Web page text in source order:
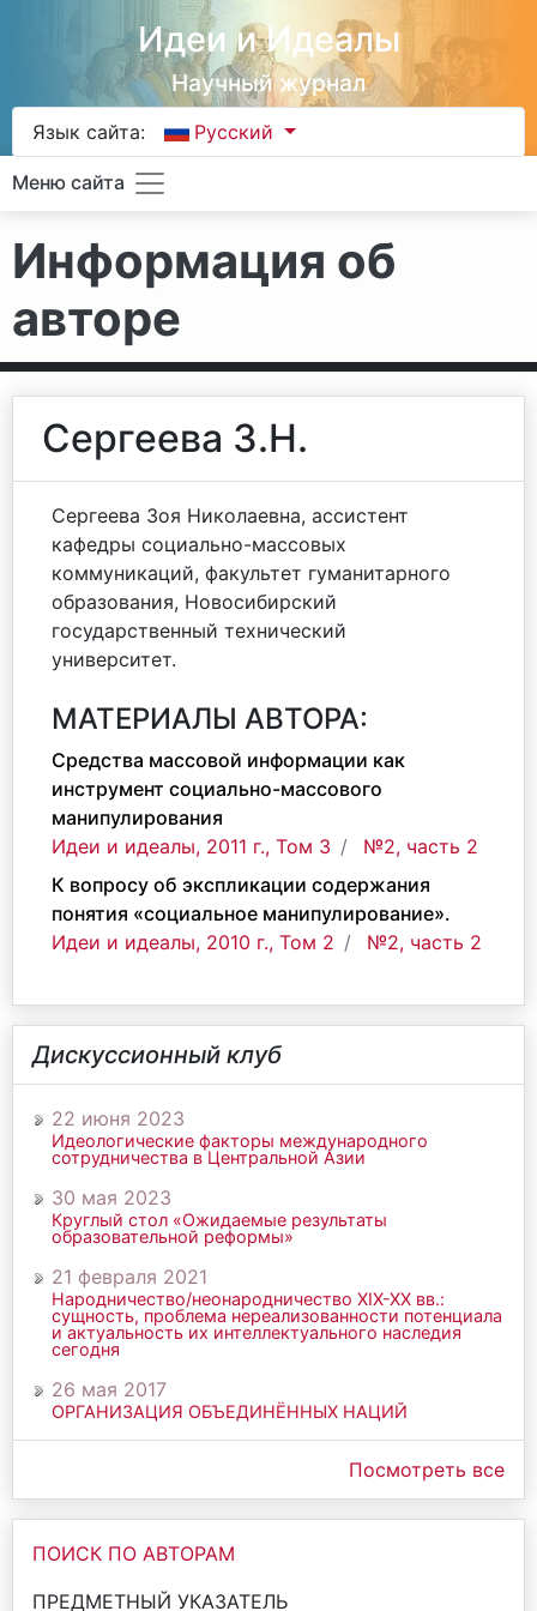
Идеи и Идеалы
Научный журнал
Язык сайта: Русский
Меню сайта
Информация об
авторе
Сергеева З.Н.
Сергеева Зоя Николаевна, ассистент
кафедры социально-массовых
коммуникаций, факультет гуманитарного
образования, Новосибирский
государственный технический
университет.
МАТЕРИАЛЫ АВТОРА:
Средства массовой информации как
инструмент социально-массового
манипулирования
Идеи и идеалы, 2011 г., Том 3
№2, часть 2
К вопросу об экспликации содержания
понятия «социальное манипулирование».
Идеи и идеалы, 2010 г., Том 2
№2, часть 2
Дискуссионный клуб
22 июня 2023
Идеологические факторы международного
сотрудничества в Центральной Азии
30 мая 2023
Круглый стол «Ожидаемые результаты
образовательной реформы»
21 февраля 2021
Народничество/неонародничество ХIХ-ХХ вв.:
сущность, проблема нереализованности потенциала
и актуальность их интеллектуального наследия
сегодня
26 мая 2017
ОРГАНИЗАЦИЯ ОБЪЕДИНЁННЫХ НАЦИЙ
Посмотреть все
ПОИСК ПО АВТОРАМ
ПРЕДМЕТНЫЙ УКАЗАТЕЛЬ